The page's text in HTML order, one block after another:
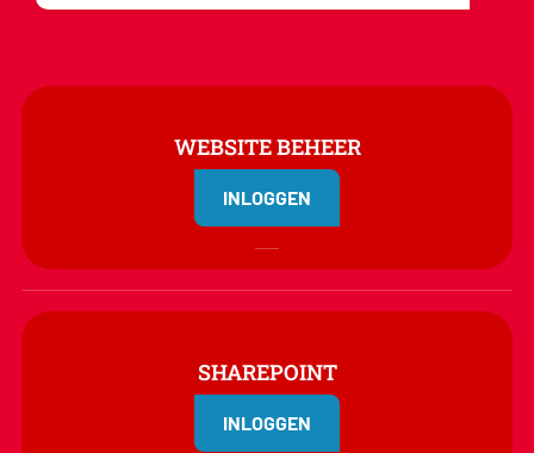
WEBSITE BEHEER
INLOGGEN
SHAREPOINT
INLOGGEN